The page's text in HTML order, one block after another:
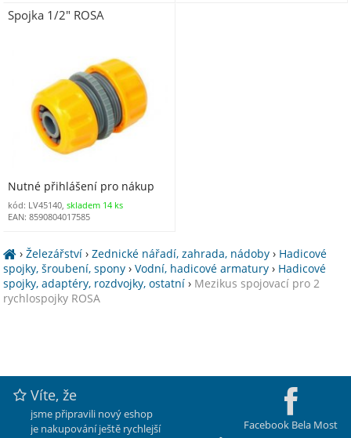
Spojka 1/2" ROSA
Nutné přihlášení pro nákup
kód: LV45140, skladem 14 ks
EAN: 8590804017585
›Železářství ›Zednické nářadí, zahrada, nádoby › Hadicové
spojky, šroubení, spony ›Vodní, hadicové armatury › Hadicové
spojky, adaptéry, rozdvojky, ostatní › Mezikus spojovací pro 2
rychlospojky ROSA
Facebook Bela Most
Víte, že
jsme připravili nový eshop
je nakupování ještě rychlejší